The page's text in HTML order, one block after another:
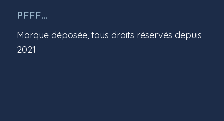
PFFF…
Marque déposée, tous droits réservés depuis
2021